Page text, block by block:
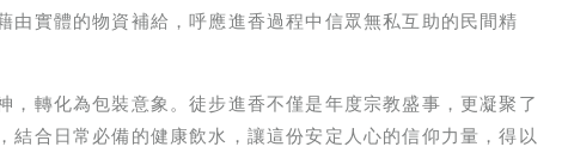
實體的物資補給，呼應進香過程中信眾無私互助的民間精
轉化為包裝意象。徒步進香不僅是年度宗教盛事，更凝聚了
合日常必備的健康飲水，讓這份安定人心的信仰力量，得以